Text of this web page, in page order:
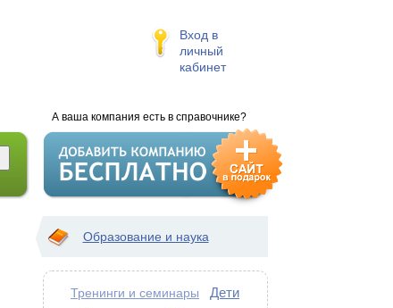
Вход в
личный
кабинет
А ваша компания есть в справочнике?
Образование и наука
Тренинги и семинары Дети